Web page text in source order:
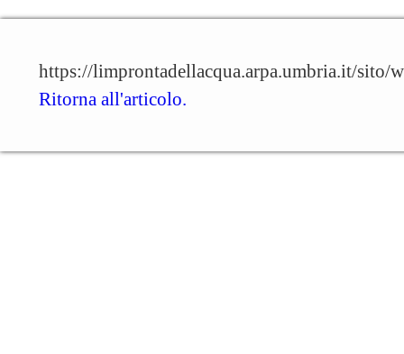
https://limprontadellacqua.arpa.umbria.it/
Ritorna all'articolo.